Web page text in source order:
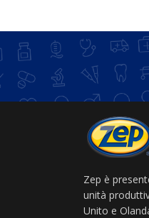
Zep è
unità
Unito e